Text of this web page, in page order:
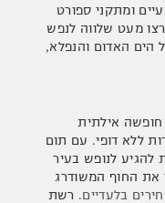
ומתקני ספורט
מעט שלווה לנפש
הים האדום והנפלא,
אילתית
ללא דופי. עם תום
להגיע לנופש בעיר
את החוף המשודרג
בלעדיים. רשת